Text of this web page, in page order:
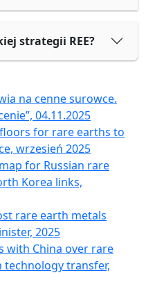
strategii REE?
na cenne surowce.
04.11.2025
for rare earths to
wrzesień 2025
for Russian rare
Korea links,
rare earth metals
2025
with China over rare
transfer,